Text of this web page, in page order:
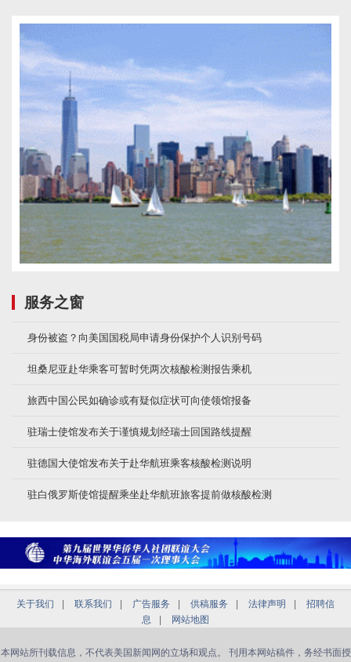
服务之窗
身份被盗？向美国国税局申请身份保护个人识别号码
坦桑尼亚赴华乘客可暂时凭两次核酸检测报告乘机
旅西中国公民如确诊或有疑似症状可向使领馆报备
驻瑞士使馆发布关于谨慎规划经瑞士回国路线提醒
驻德国大使馆发布关于赴华航班乘客核酸检测说明
驻白俄罗斯使馆提醒乘坐赴华航班旅客提前做核酸检测
关于我们 联系我们 广告服务 供稿服务 法律声明
招聘信
息
网站地图
本网站所刊载信息，不代表美国新闻网的立场和观点。 刊用本网站稿件，务经书面授